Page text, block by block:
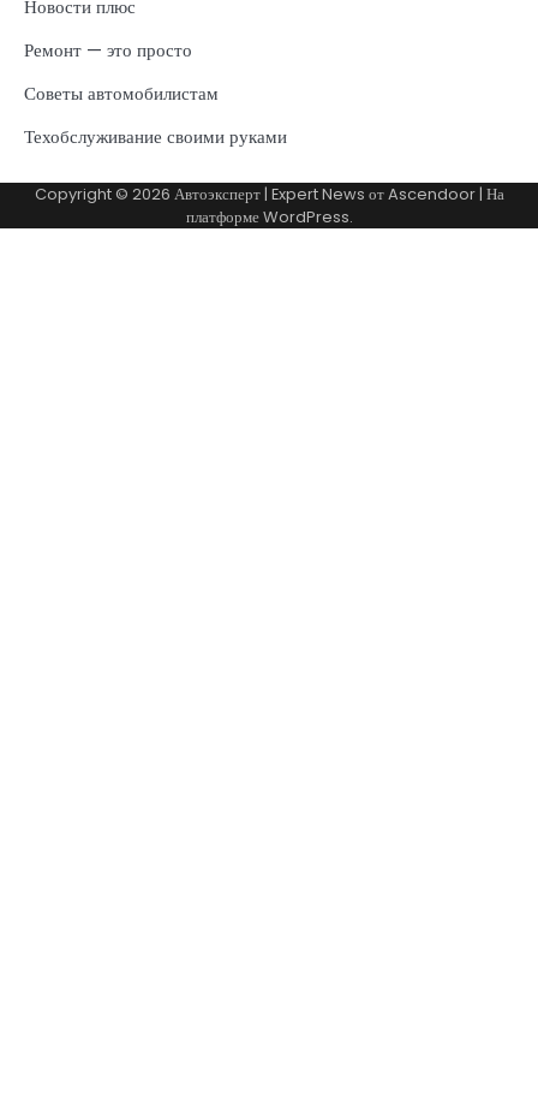
Новости плюс
Ремонт — это просто
Советы автомобилистам
Техобслуживание своими руками
Copyright © 2026 Автоэксперт| Expert News отAscendoor| На
платформеWordPress.